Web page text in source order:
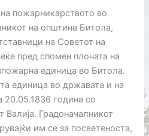
пожарникарството во
на општина Битола,
на Советот на
пред спомен плочата на
единица во Битола.
единица во државата и на
20.05.1836 година со
Градоначалникот
им се за посветеноста,